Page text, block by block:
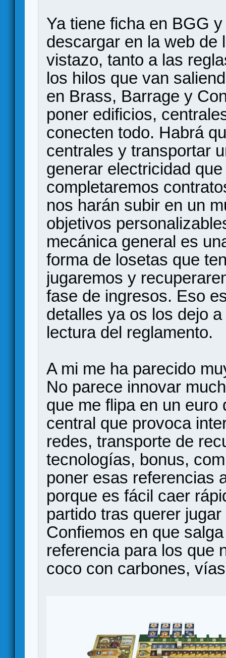
Ya tiene ficha en BGG
descargar en la web de
vistazo, tanto a las
los hilos que van
en Brass, Barrage y
poner edificios,
conecten todo. Habrá
centrales y transportar
generar electricidad
completaremos
nos harán subir en un
objetivos
mecánica general es
forma de losetas que
jugaremos y
fase de ingresos. Eso
detalles ya os los dejo
lectura del reglamento.
A mi me ha parecido
No parece innovar
que me flipa en un
central que provoca
redes, transporte de
tecnologías, bonus,
poner esas referencias
porque es fácil caer
partido tras querer
Confiemos en que
referencia para los que
coco con carbones,